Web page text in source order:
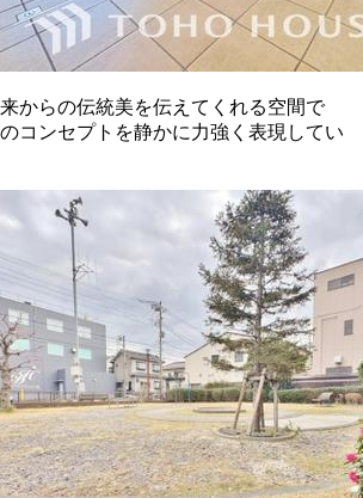
からの伝統美を伝えてくれる空間で
コンセプトを静かに力強く表現してい